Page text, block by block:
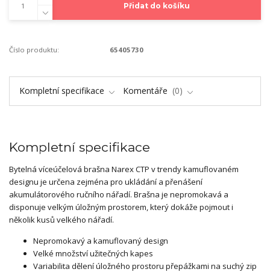
Přidat do košíku
Číslo produktu: 65405730
Kompletní specifikace Komentáře 0
Kompletní specifikace
Bytelná víceúčelová brašna Narex CTP v trendy kamuflovaném
designu je určena zejména pro ukládání a přenášení
akumulátorového ručního nářadí. Brašna je nepromokavá a
disponuje velkým úložným prostorem, který dokáže pojmout i
několik kusů velkého nářadí.
Nepromokavý a kamuflovaný design
Velké množství užitečných kapes
Variabilita dělení úložného prostoru přepážkami na suchý zip